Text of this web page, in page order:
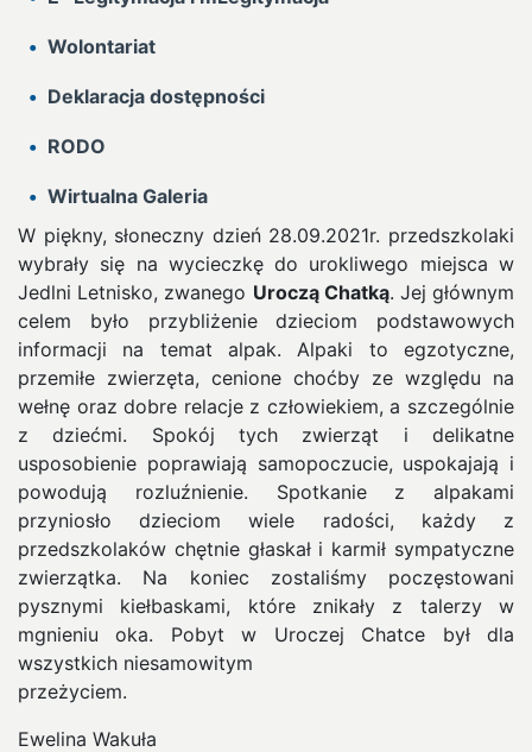
Wolontariat
Deklaracja dostępności
RODO
Wirtualna Galeria
W piękny, słoneczny dzień 28.09.2021r. przedszkolaki
wybrały się na wycieczkę do urokliwego miejsca w
Jedlni Letnisko, zwanego Uroczą Chatką. Jej głównym
celem było przybliżenie dzieciom podstawowych
informacji na temat alpak. Alpaki to egzotyczne,
przemiłe zwierzęta, cenione choćby ze względu na
wełnę oraz dobre relacje z człowiekiem, a szczególnie
z dziećmi. Spokój tych zwierząt i delikatne
usposobienie poprawiają samopoczucie, uspokajają i
powodują rozluźnienie. Spotkanie z alpakami
przyniosło dzieciom wiele radości, każdy z
przedszkolaków chętnie głaskał i karmił sympatyczne
zwierzątka. Na koniec zostaliśmy poczęstowani
pysznymi kiełbaskami, które znikały z talerzy w
mgnieniu oka. Pobyt w Uroczej Chatce był dla
wszystkich niesamowitym
przeżyciem.
Ewelina Wakuła